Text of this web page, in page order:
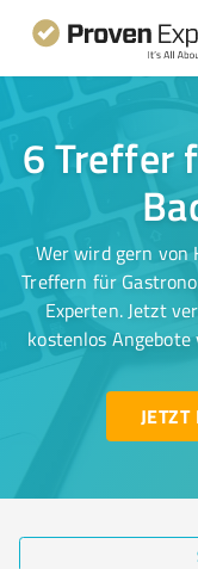
6 Treffer
Wer wird gern von
Treffern für
Experten. Jetzt
kostenlos